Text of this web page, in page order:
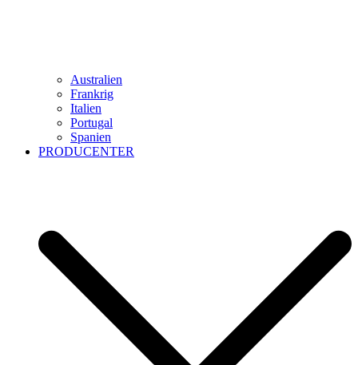
Australien
Frankrig
Italien
Portugal
Spanien
PRODUCENTER